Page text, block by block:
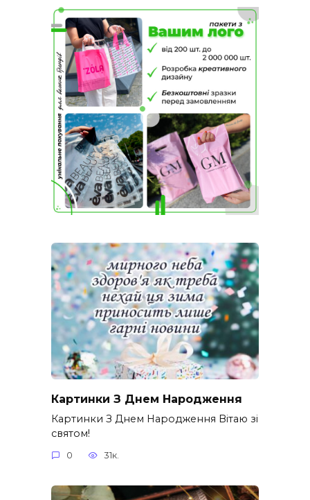
Картинки З Днем Народження
Картинки З Днем Народження Вітаю зі
святом!
0 31к.